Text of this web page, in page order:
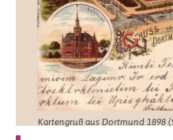
Kartengruß aus Dortmund 1898